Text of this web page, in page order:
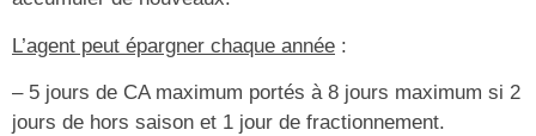
L’agent peut épargner chaque année :
– 5 jours de CA maximum portés à 8 jours maximum si 2
jours de hors saison et 1 jour de fractionnement.